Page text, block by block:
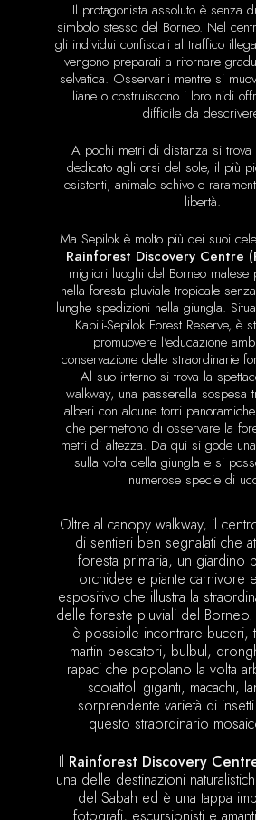
Il protagonista assoluto è senza
simbolo stesso del Borneo. Nel
gli individui confiscati al traffico
vengono preparati a ritornare
selvatica. Osservarli mentre si
liane o costruiscono i loro nidi
difficile da
A pochi metri di distanza si trova
dedicato agli orsi del sole, il più
esistenti, animale schivo e
libertà.
Ma Sepilok è molto più dei suoi
Rainforest Discovery Centre
migliori luoghi del Borneo malese
nella foresta pluviale tropicale
lunghe spedizioni nella giungla.
Kabili-Sepilok Forest Reserve, è
promuovere l'educazione
conservazione delle straordinarie
Al suo interno si trova la
walkway, una passerella sospesa
alberi con alcune torri
che permettono di osservare la
metri di altezza. Da qui si gode
sulla volta della giungla e si
numerose specie di
Oltre al canopy walkway, il
di sentieri ben segnalati che
foresta primaria, un giardino
orchidee e piante carnivore
espositivo che illustra la
delle foreste pluviali del Borneo.
è possibile incontrare buceri,
martin pescatori, bulbul,
rapaci che popolano la volta
scoiattoli giganti, macachi,
sorprendente varietà di
questo straordinario
Il Rainforest Discovery
una delle destinazioni
del Sabah ed è una tappa